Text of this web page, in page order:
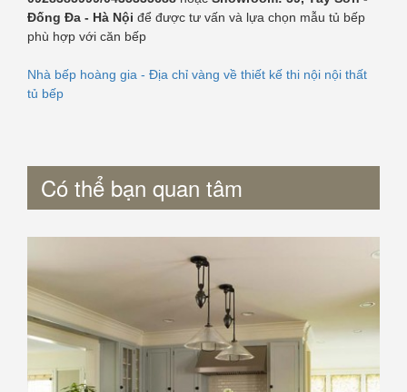
Đống Đa - Hà Nội để được tư vấn và lựa chọn mẫu tủ bếp
phù hợp với căn bếp
Nhà bếp hoàng gia - Địa chỉ vàng về thiết kế thi nội nội thất
tủ bếp
Có thể bạn quan tâm